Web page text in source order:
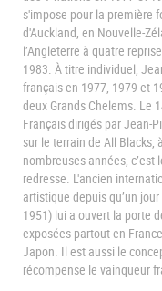
s'impose pour la première
d'Auckland, en Nouvelle-
l’Angleterre à quatre
1983. À titre individuel,
français en 1977, 1979 et
deux Grands Chelems. Le
Français dirigés par Jean-
sur le terrain de All Blacks,
nombreuses années,
redresse. L'ancien
artistique depuis qu’un
1951) lui a ouvert la porte
exposées partout en
Japon. Il est aussi le
récompense le vainqueur